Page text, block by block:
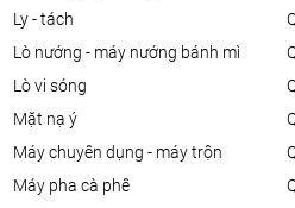
ly - tách
lò nướng - máy nướng bánh mì
lò vi sóng
mặt nạ ý
máy chuyên dụng - máy trộn
máy pha cà phê